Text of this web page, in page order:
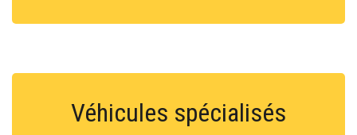
Véhicules spécialisés